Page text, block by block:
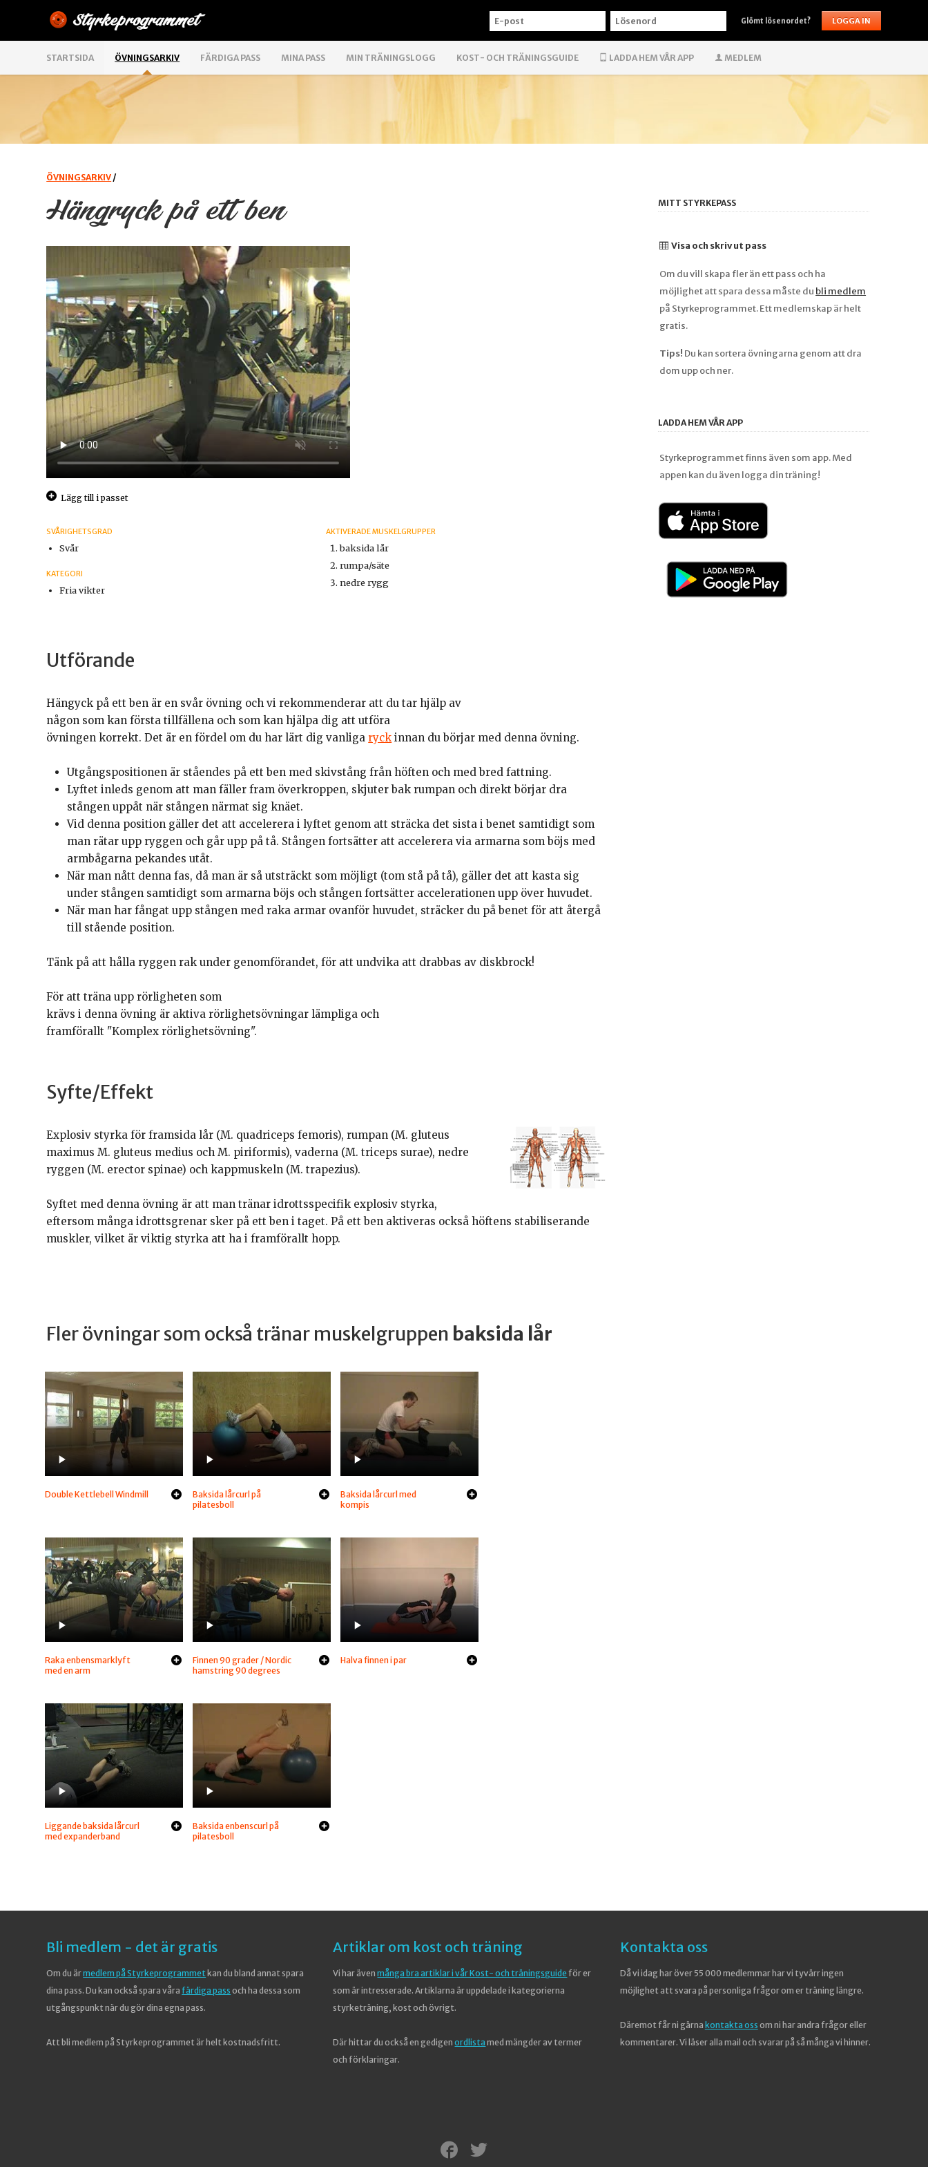
E-
LÖSENORD Glömt lösenordet?
STARTSIDA ÖVNINGSARKIV FÄRDIGA PASS MINA PASS MIN TRÄNINGSLOGG KOST- OCH TRÄNINGSGUIDE LADDA HEM VÅR APP MEDLEM
ÖVNINGSARKIV /
Hängryck på ett ben
Lägg till i passet
SVÅRIGHETSGRAD
Svår
KATEGORI
Fria vikter
AKTIVERADE MUSKELGRUPPER
baksida lår
rumpa/säte
nedre rygg
Utförande
Hängyck på ett ben är en svår övning och vi rekommenderar att du tar hjälp av
någon som kan första tillfällena och som kan hjälpa dig att utföra
övningen korrekt. Det är en fördel om du har lärt dig vanliga ryck innan du börjar med denna övning.
Utgångspositionen är ståendes på ett ben med skivstång från höften och med bred fattning.
Lyftet inleds genom att man fäller fram överkroppen, skjuter bak rumpan och direkt börjar dra
stången uppåt när stången närmat sig knäet.
Vid denna position gäller det att accelerera i lyftet genom att sträcka det sista i benet samtidigt som
man rätar upp ryggen och går upp på tå. Stången fortsätter att accelerera via armarna som böjs med
armbågarna pekandes utåt.
När man nått denna fas, då man är så utsträckt som möjligt (tom stå på tå), gäller det att kasta sig
under stången samtidigt som armarna böjs och stången fortsätter accelerationen upp över huvudet.
När man har fångat upp stången med raka armar ovanför huvudet, sträcker du på benet för att återgå
till stående position.
Tänk på att hålla ryggen rak under genomförandet, för att undvika att drabbas av diskbrock!
För att träna upp rörligheten som
krävs i denna övning är aktiva rörlighetsövningar lämpliga och
framförallt "Komplex rörlighetsövning".
Syfte/Effekt
Explosiv styrka för framsida lår (M. quadriceps femoris), rumpan (M. gluteus
maximus M. gluteus medius och M. piriformis), vaderna (M. triceps surae), nedre
ryggen (M. erector spinae) och kappmuskeln (M. trapezius).
Syftet med denna övning är att man tränar idrottsspecifik explosiv styrka,
eftersom många idrottsgrenar sker på ett ben i taget. På ett ben aktiveras också höftens stabiliserande
muskler, vilket är viktig styrka att ha i framförallt hopp.
Fler övningar som också tränar muskelgruppen baksida lår
Double Kettlebell Windmill
Baksida lårcurl på
pilatesboll
Baksida lårcurl med
kompis
Raka enbensmarklyft
med en arm
Finnen 90 grader / Nordic
hamstring 90 degrees
Halva finnen i par
Liggande baksida lårcurl
med expanderband
Baksida enbenscurl på
pilatesboll
MITT STYRKEPASS
Visa och skriv ut pass
Om du vill skapa fler än ett pass och ha
möjlighet att spara dessa måste du bli medlem
på Styrkeprogrammet. Ett medlemskap är helt
gratis.
Tips! Du kan sortera övningarna genom att dra
dom upp och ner.
LADDA HEM VÅR APP
Styrkeprogrammet finns även som app. Med
appen kan du även logga din träning!
Bli medlem - det är gratis
Om du ärmedlem på Styrkeprogrammetkan du bland annat spara
dina pass. Du kan också spara vårafärdiga pass och ha dessa som
utgångspunkt när du gör dina egna pass.
Att bli medlem på Styrkeprogrammet är helt kostnadsfritt.
Artiklar om kost och träning
Vi har ävenmånga bra artiklar i vår Kost- och träningsguideför er
som är intresserade. Artiklarna är uppdelade i kategorierna
styrketräning, kost och övrigt.
Där hittar du också en gedigenordlista med mängder av termer
och förklaringar.
Kontakta oss
Då vi idag har över 55 000 medlemmar har vi tyvärr ingen
möjlighet att svara på personliga frågor om er träning längre.
Däremot får ni gärna kontakta oss om ni har andra frågor eller
kommentarer. Vi läser alla mail och svarar på så många vi hinner.